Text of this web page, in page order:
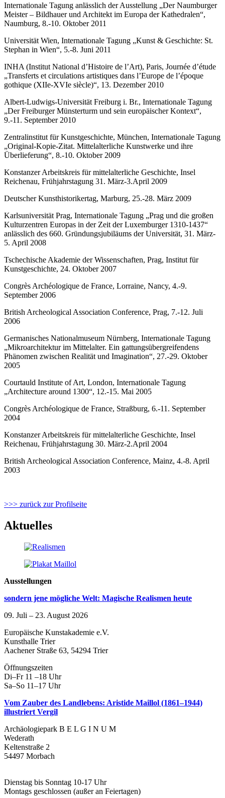
Internationale Tagung anlässlich der Ausstellung „Der Naumburger
Meister – Bildhauer und Architekt im Europa der Kathedralen“,
Naumburg, 8.-10. Oktober 2011
Universität Wien, Internationale Tagung „Kunst & Geschichte: St.
Stephan in Wien“, 5.-8. Juni 2011
INHA (Institut National d’Histoire de l’Art), Paris, Journée d’étude
„Transferts et circulations artistiques dans l’Europe de l’époque
gothique (XIIe-XVIe siècle)“, 13. Dezember 2010
Albert-Ludwigs-Universität Freiburg i. Br., Internationale Tagung
„Der Freiburger Münsterturm und sein europäischer Kontext“,
9.-11. September 2010
Zentralinstitut für Kunstgeschichte, München, Internationale Tagung
„Original-Kopie-Zitat. Mittelalterliche Kunstwerke und ihre
Überlieferung“, 8.-10. Oktober 2009
Konstanzer Arbeitskreis für mittelalterliche Geschichte, Insel
Reichenau, Frühjahrstagung 31. März-3.April 2009
Deutscher Kunsthistorikertag, Marburg, 25.-28. März 2009
Karlsuniversität Prag, Internationale Tagung „Prag und die großen
Kulturzentren Europas in der Zeit der Luxemburger 1310-1437“
anlässlich des 660. Gründungsjubiläums der Universität, 31. März-
5. April 2008
Tschechische Akademie der Wissenschaften, Prag, Institut für
Kunstgeschichte, 24. Oktober 2007
Congrès Archéologique de France, Lorraine, Nancy, 4.-9.
September 2006
British Archeological Association Conference, Prag, 7.-12. Juli
2006
Germanisches Nationalmuseum Nürnberg, Internationale Tagung
„Mikroarchitektur im Mittelalter. Ein gattungsübergreifendens
Phänomen zwischen Realität und Imagination“, 27.-29. Oktober
2005
Courtauld Institute of Art, London, Internationale Tagung
„Architecture around 1300“, 12.-15. Mai 2005
Congrès Archéologique de France, Straßburg, 6.-11. September
2004
Konstanzer Arbeitskreis für mittelalterliche Geschichte, Insel
Reichenau, Frühjahrstagung 30. März-2.April 2004
British Archeological Association Conference, Mainz, 4.-8. April
2003
>>> zurück zur Profilseite
Aktuelles
Ausstellungen
sondern jene mögliche Welt: Magische Realismen heute
09. Juli – 23. August 2026
Europäische Kunstakademie e.V.
Kunsthalle Trier
Aachener Straße 63, 54294 Trier
Öffnungszeiten
Di–Fr 11 –18 Uhr
Sa–So 11–17 Uhr
Vom Zauber des Landlebens: Aristide Maillol (1861–1944)
illustriert Vergil
Archäologiepark B E L G I N U M
Wederath
Keltenstraße 2
54497 Morbach
Dienstag bis Sonntag 10-17 Uhr
Montags geschlossen (außer an Feiertagen)